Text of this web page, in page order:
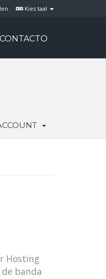
Kies taal
CONTACTO
Hosting
banda